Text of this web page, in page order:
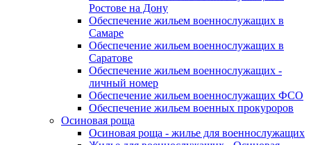
Ростове на Дону
Обеспечение жильем военнослужащих в
Самаре
Обеспечение жильем военнослужащих в
Саратове
Обеспечение жильем военнослужащих -
личный номер
Обеспечение жильем военнослужащих ФСО
Обеспечение жильем военных прокуроров
Осиновая роща
Осиновая роща - жилье для военнослужащих